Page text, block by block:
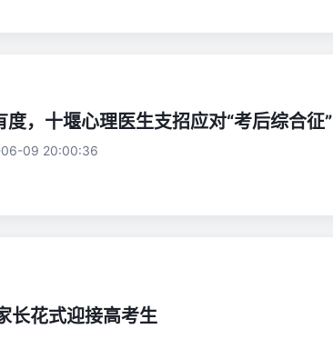
度，十堰心理医生支招应对“考后综合征”
09 20:00:36
长花式迎接高考生